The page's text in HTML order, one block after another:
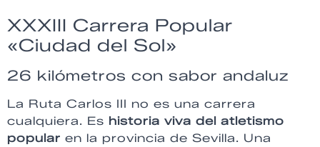
XXXIII Carrera Popular
«Ciudad del Sol»
26 kilómetros con sabor andaluz
La Ruta Carlos III no es una carrera
cualquiera. Es historia viva del atletismo
popular en la provincia de Sevilla. Una